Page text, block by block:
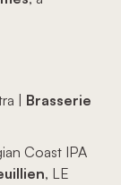
| Brasserie
Coast IPA
, LE